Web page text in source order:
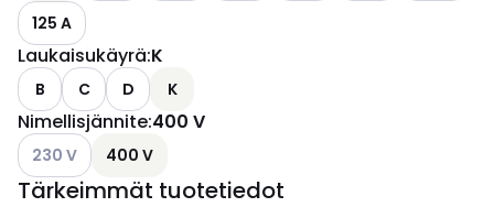
125 A
Laukaisukäyrä:K
B C D K
Nimellisjännite:400 V
Katso käytettävissä olevat vaihtoehdot
230 V 400 V
Tärkeimmät tuotetiedot